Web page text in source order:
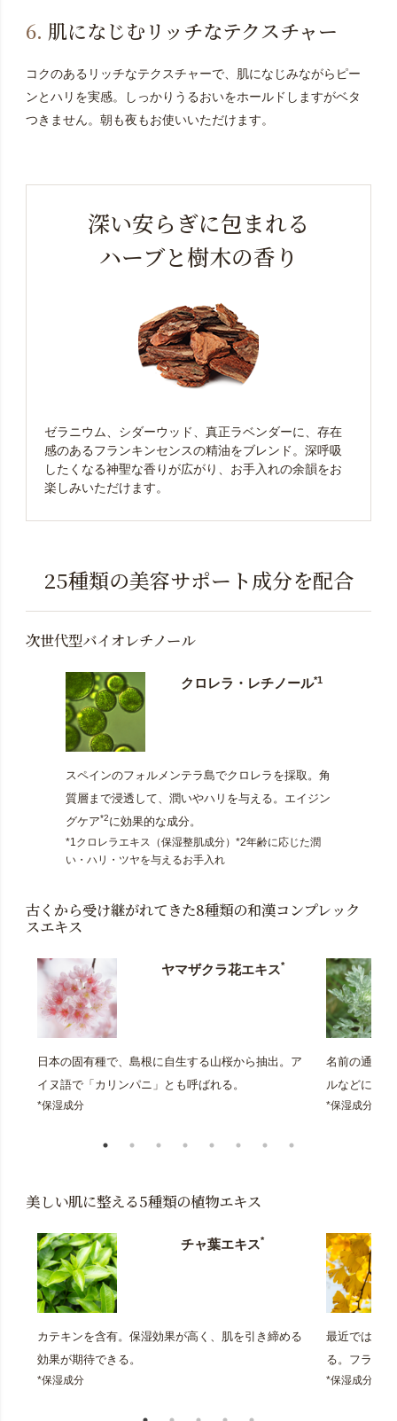
6. 肌になじむリッチなテクスチャー
コクのあるリッチなテクスチャーで、肌になじみながらピー
ンとハリを実感。
しっかりうるおいをホールドしますがベタ
つきません。朝も夜もお使いいただけます。
深い安らぎに包まれる
ハーブと樹木の香り
ゼラニウム、シダーウッド、真正ラベンダーに、存在
感のあるフランキンセンスの精油をブレンド。深呼吸
したくなる神聖な香りが広がり、お手入れの余韻をお
楽しみいただけます。
25種類の美容サポート成分を配合
次世代型バイオレチノール
クロレラ・レチノール*1
スペインのフォルメンテラ島でクロレラを採取。角
質層まで浸透して、潤いやハリを与える。エイジン
グケア*2に効果的な成分。
*1クロレラエキス（保湿整肌成分）*2年齢に応じた潤
い・ハリ・ツヤを与えるお手入れ
古くから受け継がれてきた8種類の和漢コンプレック
スエキス
ヤマザクラ花エキス*
日本の固有種で、島根に自生する山桜から抽出。ア
イヌ語で「カリンパニ」とも呼ばれる。
*保湿成分
名前の通り
ルなどに香
*保湿成分
美しい肌に整える5種類の植物エキス
チャ葉エキス*
カテキンを含有。保湿効果が高く、肌を引き締める
効果が期待できる。
*保湿成分
最近では健
る。フラボ
*保湿成分